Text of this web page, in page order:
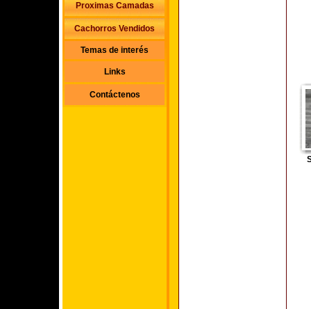
Proximas Camadas
Cachorros Vendidos
Temas de interés
Links
Contáctenos